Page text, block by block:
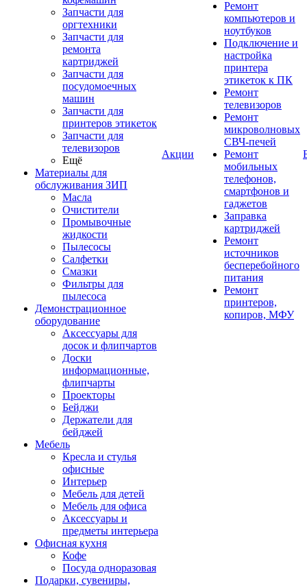
Запчасти для
оргтехники
Запчасти для
ремонта
картриджей
Запчасти для
посудомоечных
машин
Запчасти для
принтеров этикеток
Запчасти для
телевизоров
Ещё
Материалы для
обслуживания ЗИП
Масла
Очистители
Промывочные
жидкости
Пылесосы
Салфетки
Смазки
Фильтры для
пылесоса
Демонстрационное
оборудование
Аксессуары для
досок и флипчартов
Доски
информационные,
флипчарты
Проекторы
Бейджи
Держатели для
бейджей
Мебель
Кресла и стулья
офисные
Интерьер
Мебель для детей
Мебель для офиса
Аксессуары и
предметы интерьера
Офисная кухня
Кофе
Посуда одноразовая
Подарки, сувениры,
Акции
Ремонт
компьютеров и
ноутбуков
Подключение и
настройка
принтера
этикеток к ПК
Ремонт
телевизоров
Ремонт
микроволновых
СВЧ-печей
Ремонт
мобильных
телефонов,
смартфонов и
гаджетов
Заправка
картриджей
Ремонт
источников
бесперебойного
питания
Ремонт
принтеров,
копиров, МФУ